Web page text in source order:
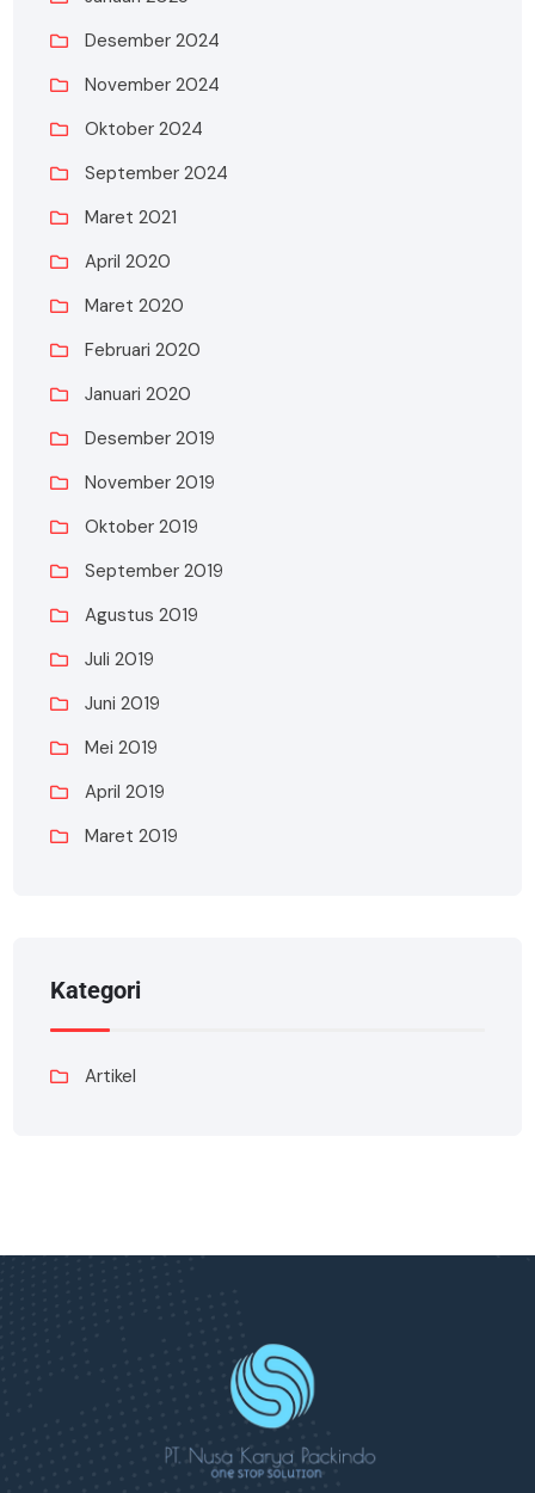
Desember 2024
November 2024
Oktober 2024
September 2024
Maret 2021
April 2020
Maret 2020
Februari 2020
Januari 2020
Desember 2019
November 2019
Oktober 2019
September 2019
Agustus 2019
Juli 2019
Juni 2019
Mei 2019
April 2019
Maret 2019
Kategori
Artikel